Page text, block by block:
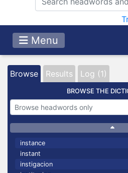
Menu
Browse Results Log (1)
BROWSE THE
instance
instant
instigacion